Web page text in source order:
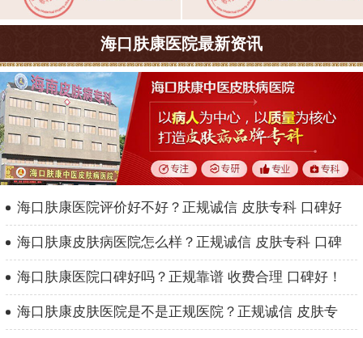
海口肤康医院最新资讯
海口肤康医院评价好不好？正规诚信 皮肤专科 口碑好
海口肤康皮肤病医院怎么样？正规诚信 皮肤专科 口碑
海口肤康医院口碑好吗？正规靠谱 收费合理 口碑好！
海口肤康皮肤医院是不是正规医院？正规诚信 皮肤专